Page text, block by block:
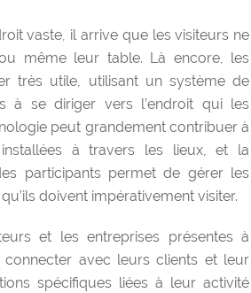
vaste, il arrive que les visiteurs ne
même leur table. Là encore, les
très utile, utilisant un système de
à se diriger vers l’endroit qui les
peut grandement contribuer à
à travers les lieux, et la
participants permet de gérer les
doivent impérativement visiter.
et les entreprises présentes à
avec leurs clients et leur
spécifiques liées à leur activité